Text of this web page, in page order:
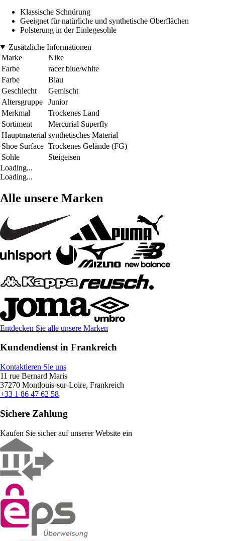
Klassische Schnürung
Geeignet für natürliche und synthetische Oberflächen
Polsterung in der Einlegesohle
Zusätzliche Informationen
Marke
Nike
Farbe
racer blue/white
Farbe
Blau
Geschlecht
Gemischt
Altersgruppe
Junior
Merkmal
Trockenes Land
Sortiment
Mercurial Superfly
Hauptmaterial synthetisches Material
Shoe Surface Trockenes Gelände (FG)
Sohle
Steigeisen
Loading...
Loading...
Alle unsere Marken
Entdecken Sie alle unsere Marken
Kundendienst in Frankreich
Kontaktieren Sie uns
11 rue Bernard Maris
37270 Montlouis-sur-Loire, Frankreich
+33 1 86 47 62 58
Sichere Zahlung
Kaufen Sie sicher auf unserer Website ein